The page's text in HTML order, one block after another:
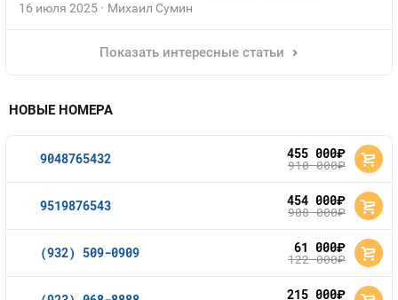
16 июля 2025 Михаил Сумин
Показать интересные статьи
НОВЫЕ НОМЕРА
9048765432 455 000руб.
910 000руб.
9519876543 454 000руб.
908 000руб.
(932) 509-0909 61 000руб.
122 000руб.
215 000руб.